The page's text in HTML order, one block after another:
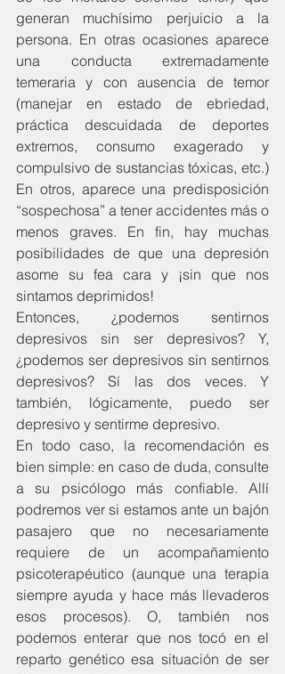
generan muchísimo perjuicio a la
persona. En otras ocasiones aparece
una conducta extremadamente
temeraria y con ausencia de temor
(manejar en estado de ebriedad,
práctica descuidada de deportes
extremos, consumo exagerado y
compulsivo de sustancias tóxicas, etc.)
En otros, aparece una predisposición
“sospechosa” a tener accidentes más o
menos graves. En fin, hay muchas
posibilidades de que una depresión
asome su fea cara y ¡sin que nos
sintamos deprimidos!
Entonces, ¿podemos sentirnos
depresivos sin ser depresivos? Y,
¿podemos ser depresivos sin sentirnos
depresivos? Sí las dos veces. Y
también, lógicamente, puedo ser
depresivo y sentirme depresivo.
En todo caso, la recomendación es
bien simple: en caso de duda, consulte
a su psicólogo más confiable. Allí
podremos ver si estamos ante un bajón
pasajero que no necesariamente
requiere de un acompañamiento
psicoterapéutico (aunque una terapia
siempre ayuda y hace más llevaderos
esos procesos). O, también nos
podemos enterar que nos tocó en el
reparto genético esa situación de ser